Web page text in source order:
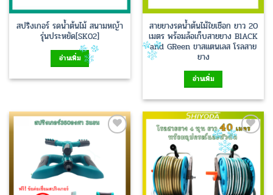
สปริงเกอร์ รดน้ำต้นไม้ สนามหญ้า
รุ่นประหยัด[SK02]
อ่านเพิ่ม
สายยางรดน้ำต้นไม้ใยเชือก ยาว 20
เมตร พร้อมล้อเก็บสายยาง BlACK
and GReen ขาสแตนเลส โรลสาย
ยาง
อ่านเพิ่ม
Add to
Wishlist